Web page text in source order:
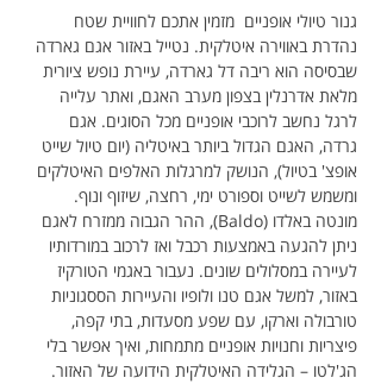
גנור טיולי אופניים  מזמין אתכם לחוויית שטח
נהדרת באווירה איטלקית. נטייל באזור אגם גארדה
שבסיסה הוא ריבה דל גארדה, עיירת נופש ציורית
מלאת אדרנלין בצפון מערב האגם, ואתר עלייה
לרגל נחשב לרוכבי אופניים מכל הסוגים. אגם
גרדה, האגם הגדול ביותר באיטליה (יום טיול שייט
אופצ' בטיול), הנושק למרגלות האלפים האיטלקים
ומשמש לשייט וספורט ימי, רחצה, שיזוף ונוף.
מונטה באלדו (Baldo), ההר הגבוה ממזרח לאגם
ניתן להגעה באמצעות רכבל ואז לרכוב במורדותיו
לעיירה במסלולים שונים. נעבור באגמי הטורקיז
באזור, למשל אגם טנו ולופיו והעיירות הססגוניות
טורבולה וארקו, עם שפע מסעדות, בתי קפה,
פיצריות וחנויות אופניים מתמחות, ואיך אפשר בלי
הג'לטו – הגלידה האיטלקית הידועה של האזור.